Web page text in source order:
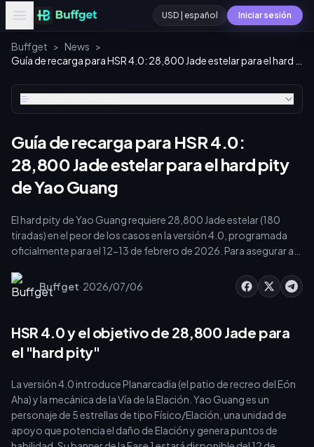
USD | español Iniciar sesión
Buffget > News >
Guía de recarga para HSR 4.0:
28,800 Jade estelar para el hard pity
de Yao Guang
El hard pity de Yao Guang requiere 28,800 Jade estelar (180
tiradas) en el peor de los casos en la versión 4.0, programada
oficialmente para el 12-13 de febrero de 2026. Para asegurar a
optimizar tus estrategias de recarga de Oneiric Shards en
Honkai: Star Rail 4.0. Al combinar el farmeo gratuito de Jade
compra, puedes cerrar la brecha de manera eficiente. Utilizar un
servicio de [recarga de Honkai Star Rail]
(https://buffget.com/goods/honkai-star-rail) confiable como
transacciones seguras.
Buffget·2026/07/06
HSR 4.0 y el objetivo de 28,800 Jade para
el "hard pity"
La versión 4.0 introduce Planarcadia (el patio de recreo del Eón
Aha) y la mecánica de la Vía de la Elación. Yao Guang es un
personaje de 5 estrellas de tipo Físico/Elación, una unidad de
apoyo que potencia el daño de Elación y genera puntos de